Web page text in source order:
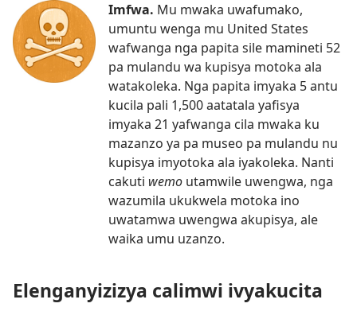
Imfwa. Mu mwaka uwafumako,
umuntu wenga mu United States
wafwanga nga papita sile mamineti 52
pa mulandu wa kupisya motoka ala
watakoleka. Nga papita imyaka 5 antu
kucila pali 1,500 aatatala yafisya
imyaka 21 yafwanga cila mwaka ku
mazanzo ya pa museo pa mulandu nu
kupisya imyotoka ala iyakoleka. Nanti
cakuti wemo utamwile uwengwa, nga
wazumila ukukwela motoka ino
uwatamwa uwengwa akupisya, ale
waika umu uzanzo.
Elenganyizizya calimwi ivyakucita